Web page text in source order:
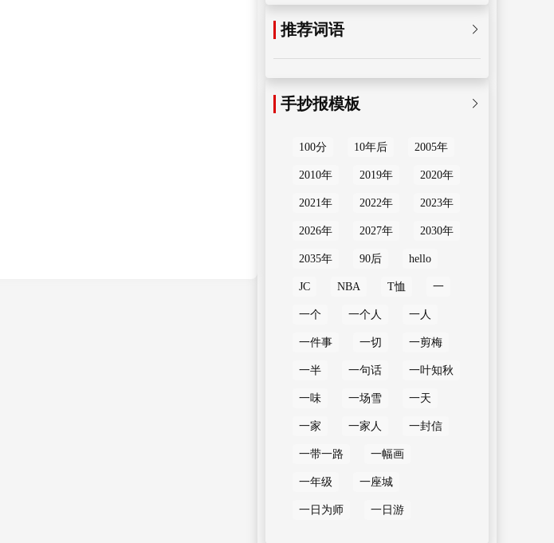

推荐词语

手抄报模板
100分 10年后 2005年
2010年 2019年 2020年
2021年 2022年 2023年
2026年 2027年 2030年
2035年 90后 hello
JC NBA T恤 一
一个 一个人 一人
一件事 一切 一剪梅
一半 一句话 一叶知秋
一味 一场雪 一天
一家 一家人 一封信
一带一路 一幅画
一年级 一座城
一日为师 一日游